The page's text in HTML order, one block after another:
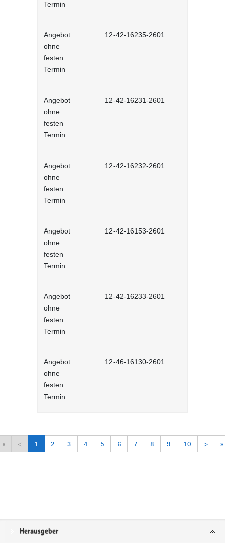
Termin
Angebot
ohne
festen
Termin
12-42-16235-2601
Angebot
ohne
festen
Termin
12-42-16231-2601
Angebot
ohne
festen
Termin
12-42-16232-2601
Angebot
ohne
festen
Termin
12-42-16153-2601
Angebot
ohne
festen
Termin
12-42-16233-2601
Angebot
ohne
festen
Termin
12-46-16130-2601
« < 1 2 3 4 5 6 7 8 9 10 > »
Service
Herausgeber